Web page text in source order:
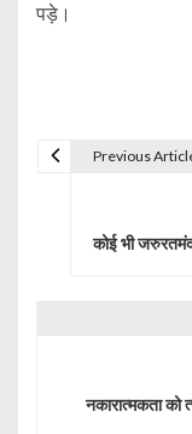
पड़े।
Previous
कोई भी
नकारात्मकता को